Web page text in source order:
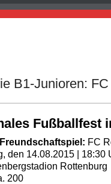
B1-Junioren:
Fußballfest
FC
den 14.08.2015 | 18:30
Rottenburg
200